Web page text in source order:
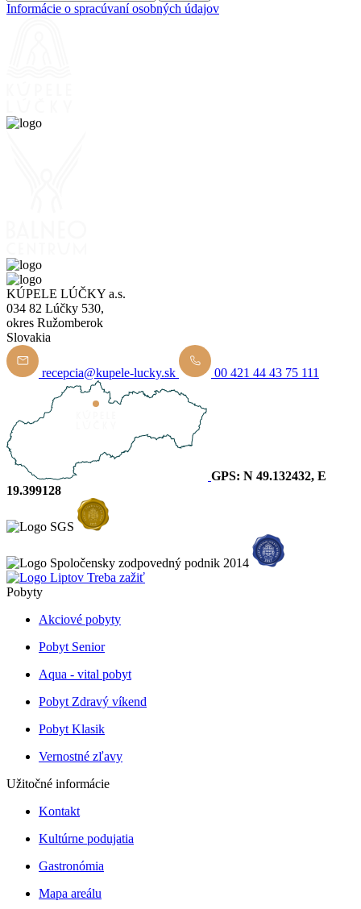
Informácie o spracúvaní osobných údajov
KÚPELE LÚČKY a.s.
034 82 Lúčky 530,
okres Ružomberok
Slovakia
recepcia@kupele-lucky.sk 00 421 44 43 75 111
GPS: N 49.132432, E
19.399128
Pobyty
Akciové pobyty
Pobyt Senior
Aqua - vital pobyt
Pobyt Zdravý víkend
Pobyt Klasik
Vernostné zľavy
Užitočné informácie
Kontakt
Kultúrne podujatia
Gastronómia
Mapa areálu